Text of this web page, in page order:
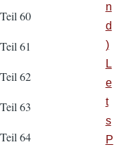
Teil 60
Teil 61
Teil 62
Teil 63
Teil 64
n
d
)
L
e
t
s
P